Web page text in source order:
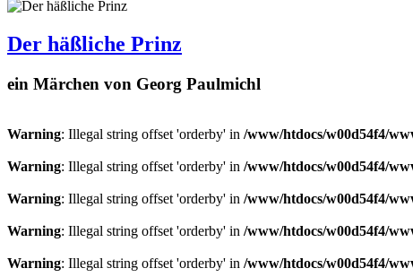
Der häßliche Prinz
ein Märchen von Georg Paulmichl
Warning: Illegal string offset 'orderby' in /www/htdocs/w00d54f4/
Warning: Illegal string offset 'orderby' in /www/htdocs/w00d54f4/
Warning: Illegal string offset 'orderby' in /www/htdocs/w00d54f4/
Warning: Illegal string offset 'orderby' in /www/htdocs/w00d54f4/
Warning: Illegal string offset 'orderby' in /www/htdocs/w00d54f4/